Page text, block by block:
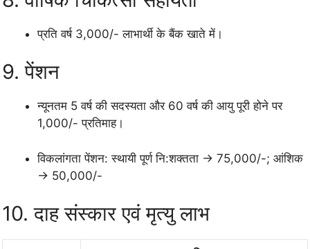
प्रति वर्ष 3,000/- लाभार्थी के बैंक खाते में।
9. पेंशन
न्यूनतम 5 वर्ष की सदस्यता और 60 वर्ष की आयु पूरी होने पर
1,000/- प्रतिमाह।
विकलांगता पेंशन: स्थायी पूर्ण नि:शक्तता → 75,000/-; आंशिक
→ 50,000/-
10. दाह संस्कार एवं मृत्यु लाभ